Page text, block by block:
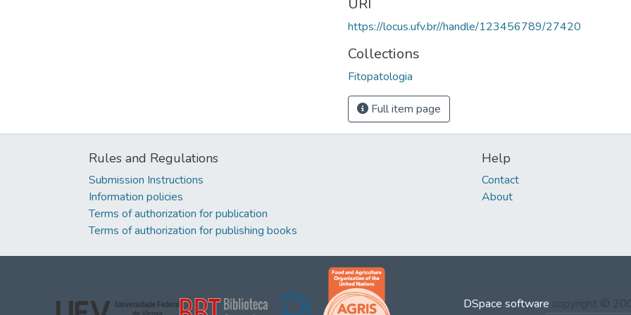
URI
https://locus.ufv.br//handle/123456789/27420
Collections
Fitopatologia
Full item page
Rules and Regulations
Submission Instructions
Information policies
Terms of authorization for publication
Terms of authorization for publishing books
Help
Contact
About
DSpace software copyright ©